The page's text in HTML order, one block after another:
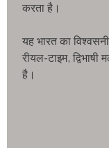
करता है।
यह भारत का
रीयल-टाइम,
है।